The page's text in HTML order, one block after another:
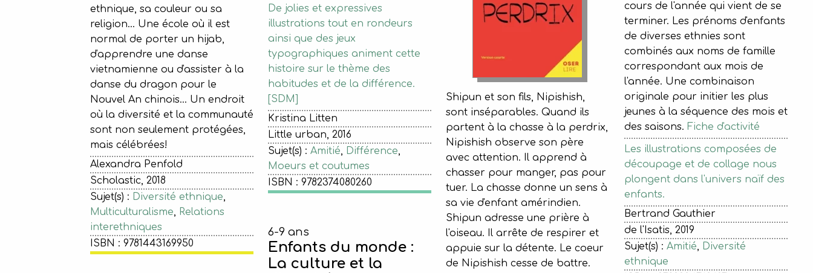
ethnique, sa couleur ou sa
religion… Une école où il est
normal de porter un hijab,
d'apprendre une danse
vietnamienne ou d'assister à la
danse du dragon pour le
Nouvel An chinois… Un endroit
où la diversité et la communauté
sont non seulement protégées,
mais célébrées!
Alexandra Penfold
Scholastic, 2018
Sujet(s) : Diversité ethnique,
Multiculturalisme, Relations
interethniques
ISBN : 9781443169950
De jolies et expressives
illustrations tout en rondeurs
ainsi que des jeux
typographiques animent cette
histoire sur le thème des
habitudes et de la différence.
[SDM]
Kristina Litten
Little urban, 2016
Sujet(s) : Amitié, Différence,
Moeurs et coutumes
ISBN : 9782374080260
Shipun et son fils, Nipishish,
sont inséparables. Quand ils
partent à la chasse à la perdrix,
Nipishish observe son père
avec attention. Il apprend à
chasser pour manger, pas pour
tuer. La chasse donne un sens à
sa vie d'enfant amérindien.
Shipun adresse une prière à
l'oiseau. Il arrête de respirer et
appuie sur la détente. Le coeur
de Nipishish cesse de battre.
cours de l'année qui vient de se
terminer. Les prénoms d'enfants
de diverses ethnies sont
combinés aux noms de famille
correspondant aux mois de
l'année. Une combinaison
originale pour initier les plus
jeunes à la séquence des mois et
des saisons. Fiche d'activité
Les illustrations composées de
découpage et de collage nous
plongent dans l'univers naïf des
enfants.
Bertrand Gauthier
de l'Isatis, 2019
Sujet(s) : Amitié, Diversité
ethnique
6-9 ans
Enfants du monde :
La culture et la